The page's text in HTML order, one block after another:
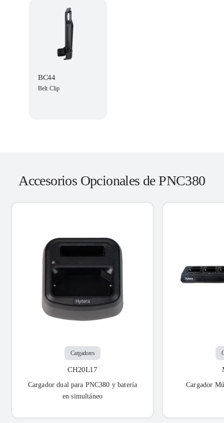
BC44
Belt Clip
Accesorios Opcionales de PNC380
Cargadores
CH20L17
Cargador dual para PNC380 y batería
en simultáneo
Cargador